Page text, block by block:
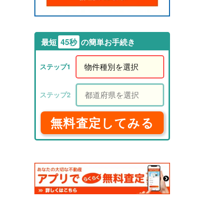
最短 45秒 の簡単お手続き
無料査定してみる